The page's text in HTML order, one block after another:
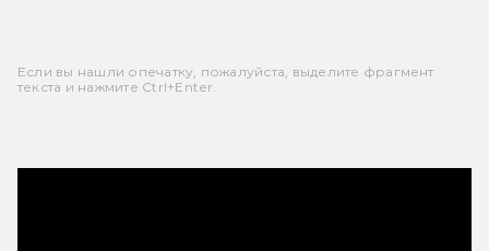
Если вы нашли опечатку, пожалуйста, выделите фрагмент
текста и нажмите Ctrl+Enter.